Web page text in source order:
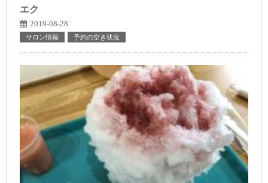
エク
2019-08-28
サロン情報 予約の空き状況